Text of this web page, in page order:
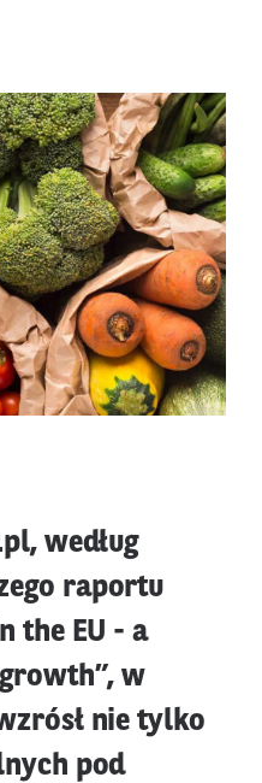
według
raportu
the EU - a
w
nie tylko
pod